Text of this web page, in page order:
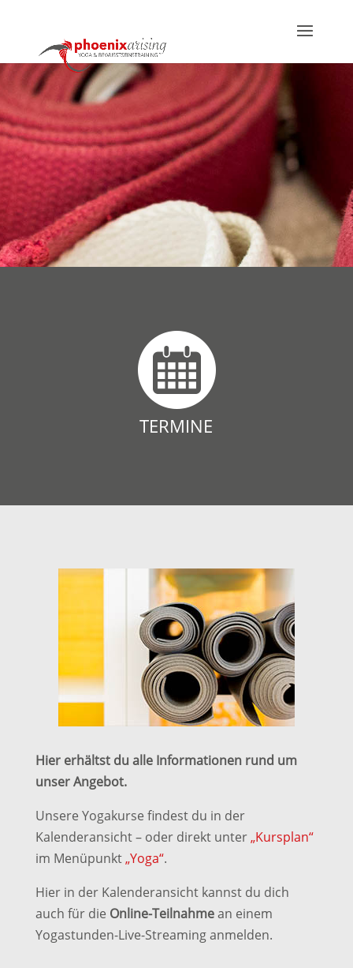
TERMINE
Hier erhältst du alle Informationen rund um
unser Angebot.
Unsere Yogakurse findest du in der
Kalenderansicht – oder direkt unter„Kursplan“
im Menüpunkt„Yoga“.
Hier in der Kalenderansicht kannst du dich
auch für die Online-Teilnahmean einem
Yogastunden-Live-Streaming anmelden.